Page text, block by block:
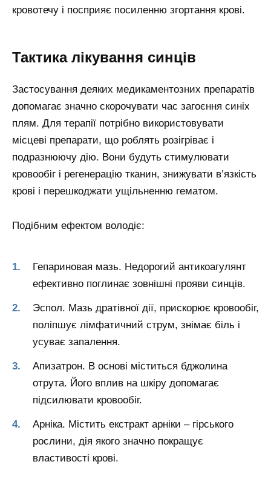
кровотечу і посприяє посиленню згортання крові.
Тактика лікування синців
Застосування деяких медикаментозних препаратів
допомагає значно скорочувати час загоєння синіх
плям. Для терапії потрібно використовувати
місцеві препарати, що роблять розігріває і
подразнюючу дію. Вони будуть стимулювати
кровообіг і регенерацію тканин, знижувати в’язкість
крові і перешкоджати ущільненню гематом.
Подібним ефектом володіє:
Гепариновая мазь. Недорогий антикоагулянт
ефективно поглинає зовнішні прояви синців.
Эспол. Мазь дратівної дії, прискорює кровообіг,
поліпшує лімфатичний струм, знімає біль і
усуває запалення.
Апизатрон. В основі міститься бджолина
отрута. Його вплив на шкіру допомагає
підсилювати кровообіг.
Арніка. Містить екстракт арніки – гірського
рослини, дія якого значно покращує
властивості крові.